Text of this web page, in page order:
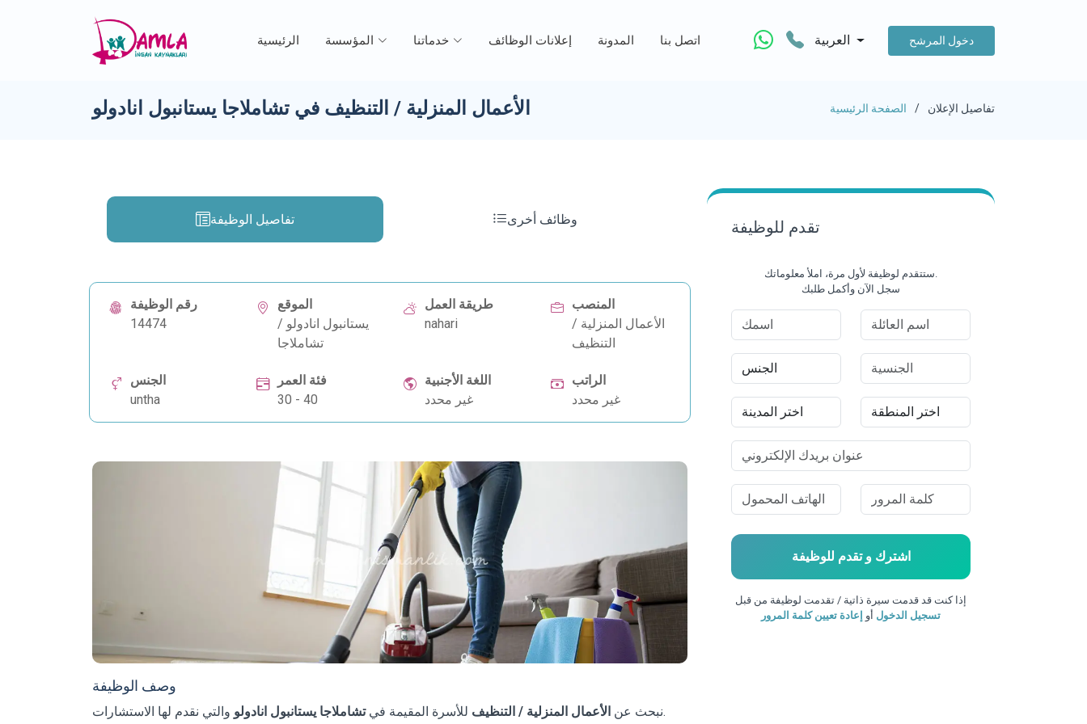
الرئيسية المؤسسة خدماتنا إعلانات الوظائف المدونة اتصل بنا العربية دخول المرشح
الأعمال المنزلية / التنظيف في تشاملاجا يستانبول انادولو الصفحة الرئيسية تفاصيل الإعلان
تفاصيل الوظيفة وظائف أخرى
رقم الوظيفة
14474
الموقع
يستانبول انادولو /
تشاملاجا
طريقة العمل
nahari
المنصب
الأعمال المنزلية /
التنظيف
الجنس
untha
فئة العمر
30 - 40
اللغة الأجنبية
غير محدد
الراتب
غير محدد
وصف الوظيفة
نبحث عن الأعمال المنزلية / التنظيف للأسرة المقيمة فيتشاملاجا يستانبول انادولو والتي نقدم لها الاستشارات.
تقدم للوظيفة
ستتقدم لوظيفة لأول مرة، املأ معلوماتك.
سجل الآن وأكمل طلبك
اشترك وتقدم للوظيفة
إذا كنت قد قدمت سيرة ذاتية / تقدمت لوظيفة من قبل
تسجيل الدخول أو إعادة تعيين كلمة المرور